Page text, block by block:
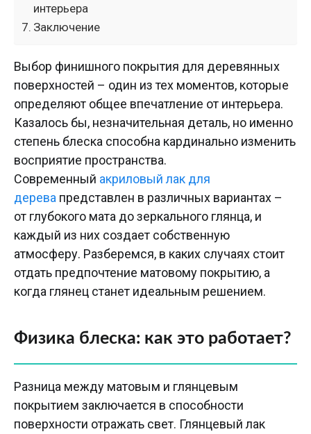
интерьера
Заключение
Выбор финишного покрытия для деревянных
поверхностей – один из тех моментов, которые
определяют общее впечатление от интерьера.
Казалось бы, незначительная деталь, но именно
степень блеска способна кардинально изменить
восприятие пространства.
Современный акриловый лак для
дерева представлен в различных вариантах –
от глубокого мата до зеркального глянца, и
каждый из них создает собственную
атмосферу. Разберемся, в каких случаях стоит
отдать предпочтение матовому покрытию, а
когда глянец станет идеальным решением.
Физика блеска: как это работает?
Разница между матовым и глянцевым
покрытием заключается в способности
поверхности отражать свет. Глянцевый лак